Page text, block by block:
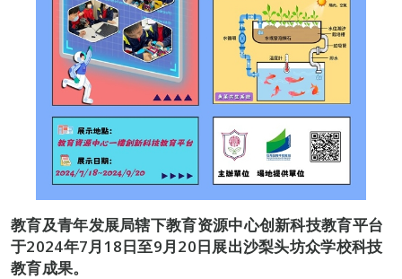
教育及青年发展局辖下教育资源中心创新科技教育平台
于2024年7月 18日至9月20日展出沙梨头坊众学校科技
教育成果。